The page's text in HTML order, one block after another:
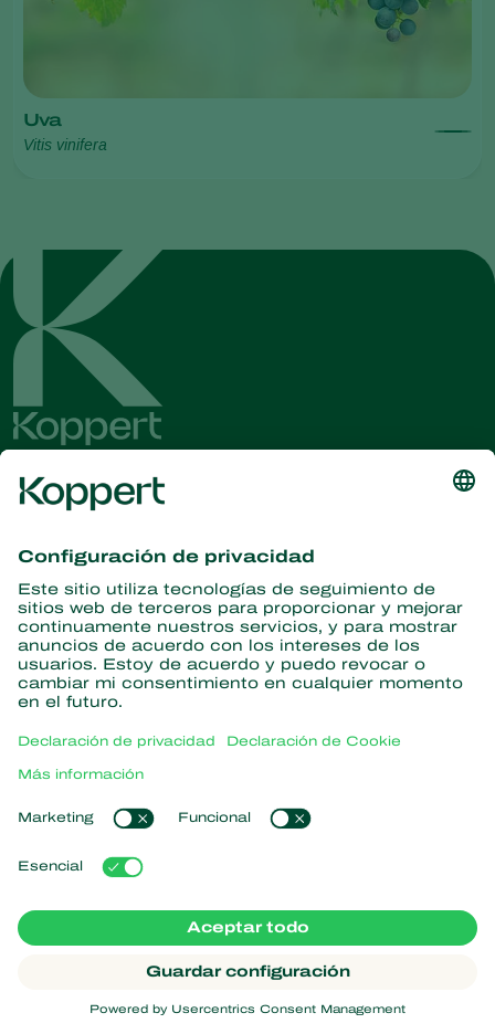
Uva
Vitis vinifera
información
Suscríbase aquí
Partners with Nature
Avispas parásitas
Nematodos beneficiosos
Microorganismos beneficiosos
Protección de cultivos
Acerca de Koppert
Novedades e información
Trabajar en Koppert
Enlaces populares
Experiencias de los usuarios
Koppert Global
Administrar cookies
Declaración sobre cookies